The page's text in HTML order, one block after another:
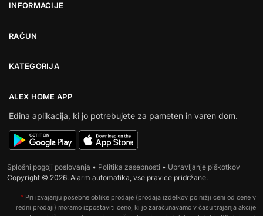
INFORMACIJE
RAČUN
KATEGORIJA
ALEX HOME APP
Edina aplikacija, ki jo potrebujete za pameten in varen dom.
Splošni pogoji poslovanja • Politika zasebnosti • Upravljanje piškotkov
Copyright © 2026. Alarm automatika, vse pravice pridržane.
* Pri izvajanju posebne oblike prodaje (prodaja izdelkov po nižji ceni od cene v
redni prodaji) moramo izpostaviti ceno, ki jo zaračunavamo v času trajanja akcije